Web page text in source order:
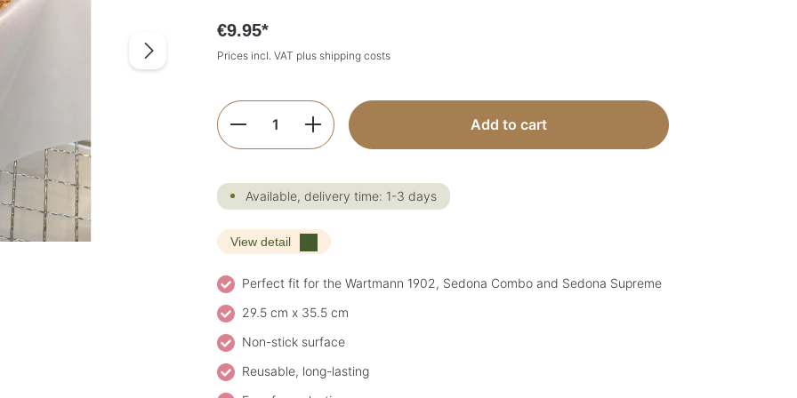
€9.95*
Prices incl. VAT plus shipping costs
Product Quantity: Enter the desired amount or use the
Add to cart
Available, delivery time: 1-3 days
View detail
Perfect fit for the Wartmann 1902, Sedona Combo and Sedona Supreme
29.5 cm x 35.5 cm
Non-stick surface
Reusable, long-lasting